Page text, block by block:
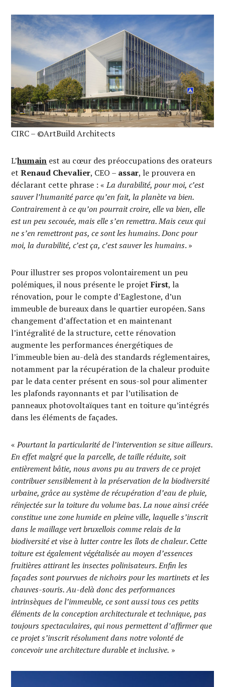
CIRC – ©ArtBuild Architects
L’humain est au cœur des préoccupations des orateurs
etRenaud Chevalier, CEO – assar, le prouvera en
déclarant cette phrase : «La durabilité, pour moi, c’est
sauver l’humanité parce qu’en fait, la planète va bien.
Contrairement à ce qu’on pourrait croire, elle va bien, elle
est un peu secouée, mais elle s’en remettra. Mais ceux qui
ne s’en remettront pas, ce sont les humains. Donc pour
moi, la durabilité, c’est ça, c’est sauver les humains. »
Pour illustrer ses propos volontairement un peu
polémiques, il nous présente le projetFirst, la
rénovation, pour le compte d’Eaglestone, d’un
immeuble de bureaux dans le quartier européen. Sans
changement d’affectation et en maintenant
l’intégralité de la structure, cette rénovation
augmente les performances énergétiques de
l’immeuble bien au-delà des standards réglementaires,
notamment par la récupération de la chaleur produite
par le data center présent en sous-sol pour alimenter
les plafonds rayonnants et par l’utilisation de
panneaux photovoltaïques tant en toiture qu’intégrés
dans les éléments de façades.
«Pourtant la particularité de l’intervention se situe ailleurs.
En effet malgré que la parcelle, de taille réduite, soit
entièrement bâtie, nous avons pu au travers de ce projet
contribuer sensiblement à la préservation de la biodiversité
urbaine, grâce au système de récupération d’eau de pluie,
réinjectée sur la toiture du volume bas. La noue ainsi créée
constitue une zone humide en pleine ville, laquelle s’inscrit
dans le maillage vert bruxellois comme relais de la
biodiversité et vise à lutter contre les îlots de chaleur. Cette
toiture est également végétalisée au moyen d’essences
fruitières attirant les insectes polinisateurs. Enfin les
façades sont pourvues de nichoirs pour les martinets et les
chauves-souris. Au-delà donc des performances
intrinsèques de l’immeuble, ce sont aussi tous ces petits
éléments de la conception architecturale et technique, pas
toujours spectaculaires, qui nous permettent d’affirmer que
ce projet s’inscrit résolument dans notre volonté de
concevoir une architecture durable et inclusive. »